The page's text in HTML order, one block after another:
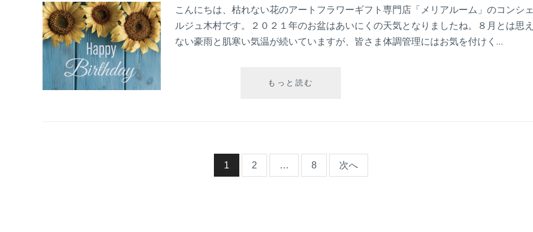
こ
な
人！？
こんにちは、枯れない花のアートフラワーギフト専門店「メリアルーム」のコンシェ
ルジュ木村です。２０２１年のお盆はあいにくの天気となりましたね。８月とは思え
ない豪雨と肌寒い気温が続いていますが、皆さま体調管理にはお気を付けく…
もっと読む
識】
1 2 … 8 次へ